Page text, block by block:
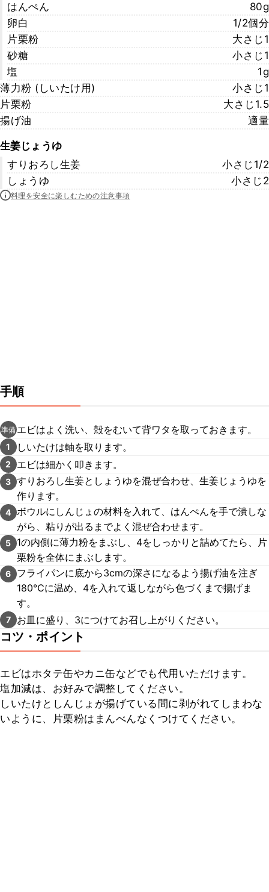
はんぺん
80g
卵白
1/2個分
片栗粉
大さじ1
砂糖
小さじ1
塩
1g
薄力粉 (しいたけ用)
小さじ1
片栗粉
大さじ1.5
揚げ油
適量
生姜じょうゆ
すりおろし生姜
小さじ1/2
しょうゆ
小さじ2
料理を安全に楽しむための注意事項
手順
準備 エビはよく洗い、殻をむいて背ワタを取っておきます。
1 しいたけは軸を取ります。
2 エビは細かく叩きます。
3 すりおろし生姜としょうゆを混ぜ合わせ、生姜じょうゆを
作ります。
4 ボウルにしんじょの材料を入れて、はんぺんを手で潰しな
がら、粘りが出るまでよく混ぜ合わせます。
5
1の内側に薄力粉をまぶし、4をしっかりと詰めてたら、片
栗粉を全体にまぶします。
6
フライパンに底から3cmの深さになるよう揚げ油を注ぎ
180℃に温め、4を入れて返しながら色づくまで揚げま
す。
7 お皿に盛り、3につけてお召し上がりください。
コツ・ポイント
エビはホタテ缶やカニ缶などでも代用いただけます。
塩加減は、お好みで調整してください。
しいたけとしんじょが揚げている間に剥がれてしまわな
いように、片栗粉はまんべんなくつけてください。